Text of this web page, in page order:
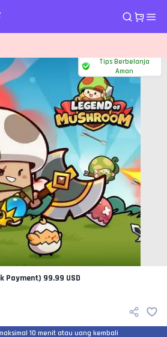
of Mushroom (Link Payment)
Tips Berbelanja
Aman
Payment) 99.99 USD
10 menit atau uang kembali